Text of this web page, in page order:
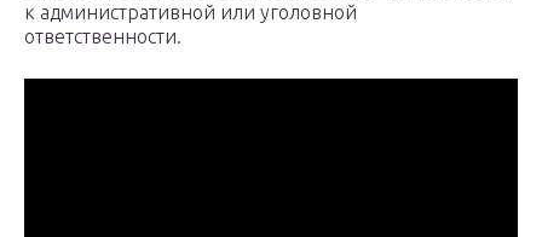
к административной или уголовной
ответственности.